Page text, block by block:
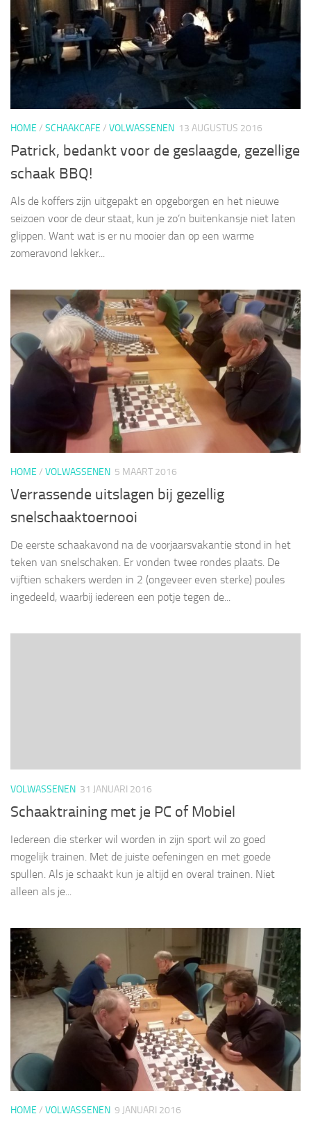
HOME / SCHAAKCAFE / VOLWASSENEN 13 AUGUSTUS 2016
Patrick, bedankt voor de geslaagde, gezellige
schaak BBQ!
Als de koffers zijn uitgepakt en opgeborgen en het nieuwe
seizoen voor de deur staat, kun je zo’n buitenkansje niet laten
glippen. Want wat is er nu mooier dan op een warme
zomeravond lekker...
HOME / VOLWASSENEN 5 MAART 2016
Verrassende uitslagen bij gezellig
snelschaaktoernooi
De eerste schaakavond na de voorjaarsvakantie stond in het
teken van snelschaken. Er vonden twee rondes plaats. De
vijftien schakers werden in 2 (ongeveer even sterke) poules
ingedeeld, waarbij iedereen een potje tegen de...
VOLWASSENEN 31 JANUARI 2016
Schaaktraining met je PC of Mobiel
Iedereen die sterker wil worden in zijn sport wil zo goed
mogelijk trainen. Met de juiste oefeningen en met goede
spullen. Als je schaakt kun je altijd en overal trainen. Niet
alleen als je...
HOME / VOLWASSENEN 9 JANUARI 2016